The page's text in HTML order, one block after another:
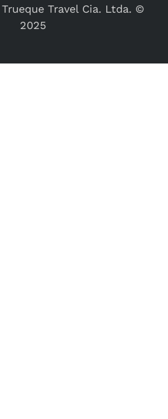
Travel Cia. Ltda. ©
2025